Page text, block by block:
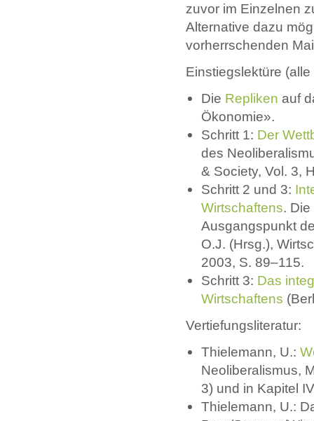
zuvor im Einzelnen
Alternative dazu
vorherrschenden
Einstiegslektüre
Die Repliken auf
Ökonomie».
Schritt 1: Der
des
& Society, Vol. 3,
Schritt 2 und 3:
Wirtschaftens.
Ausgangspunkt
O.J. (Hrsg.),
2003, S. 89–115.
Schritt 3: Das
Wirtschaftens
Vertiefungsliteratur:
Thielemann, U.:
Neoliberalismus,
3) und in Kapitel
Thielemann, U.: